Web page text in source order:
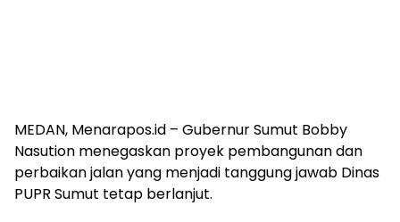
MEDAN, Menarapos.id – Gubernur Sumut Bobby
Nasution menegaskan proyek pembangunan dan
perbaikan jalan yang menjadi tanggung jawab Dinas
PUPR Sumut tetap berlanjut.